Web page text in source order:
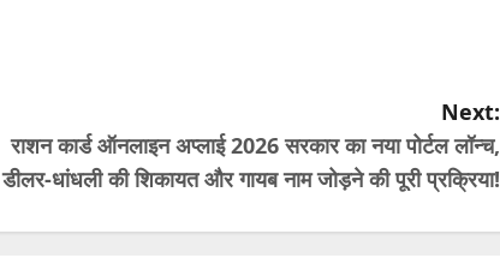
Next:
राशन कार्ड ऑनलाइन अप्लाई 2026 सरकार का नया पोर्टल लॉन्च,
डीलर-धांधली की शिकायत और गायब नाम जोड़ने की पूरी प्रक्रिया!